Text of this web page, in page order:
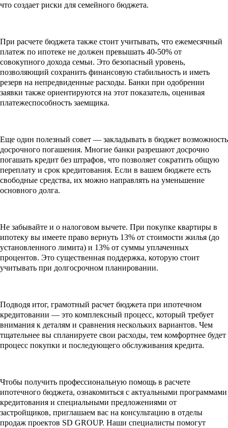
что создает риски для семейного бюджета.
При расчете бюджета также стоит учитывать, что ежемесячный
платеж по ипотеке не должен превышать 40-50% от
совокупного дохода семьи. Это безопасный уровень,
позволяющий сохранить финансовую стабильность и иметь
резерв на непредвиденные расходы. Банки при одобрении
заявки также ориентируются на этот показатель, оценивая
платежеспособность заемщика.
Еще один полезный совет — закладывать в бюджет возможность
досрочного погашения. Многие банки разрешают досрочно
погашать кредит без штрафов, что позволяет сократить общую
переплату и срок кредитования. Если в вашем бюджете есть
свободные средства, их можно направлять на уменьшение
основного долга.
Не забывайте и о налоговом вычете. При покупке квартиры в
ипотеку вы имеете право вернуть 13% от стоимости жилья (до
установленного лимита) и 13% от суммы уплаченных
процентов. Это существенная поддержка, которую стоит
учитывать при долгосрочном планировании.
Подводя итог, грамотный расчет бюджета при ипотечном
кредитовании — это комплексный процесс, который требует
внимания к деталям и сравнения нескольких вариантов. Чем
тщательнее вы спланируете свои расходы, тем комфортнее будет
процесс покупки и последующего обслуживания кредита.
Чтобы получить профессиональную помощь в расчете
ипотечного бюджета, ознакомиться с актуальными программами
кредитования и специальными предложениями от
застройщиков, приглашаем вас на консультацию в отделы
продаж проектов SD GROUP. Наши специалисты помогут